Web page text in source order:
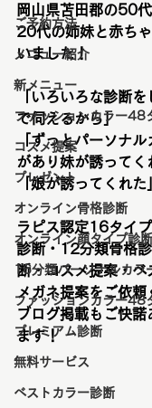
ご予約方法
メニュー紹介
新メニュー
ファッションカラー48
コスメ提案
プレゼント
オンライン骨格診断
オンライン顔タイプ診断
16分類パーソナルカラ
ファッションカラー48
プレミアム診断
無料サービス
ベストカラー診断
岡山県苫田郡の50
20代の姉妹と赤ち
いました！
「いろいろな診断
で伺えるから」
「ずっとパーソナル
があり妹が誘ってく
「娘が誘ってくれた
ラピス認定16タイ
診断・12分類骨格
断・コスメ提案・ベ
メガネ提案をご依頼
ブログ掲載もご快
ます！